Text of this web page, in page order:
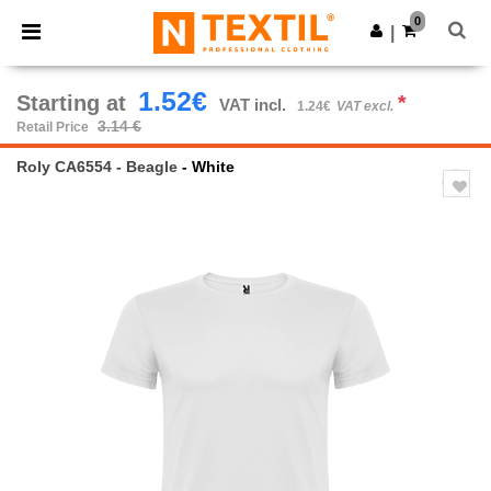
× Ntextil App
Better prices on app!
Get the app
0
Starting at 1.52€ VAT incl. 1.24€ VAT excl. *
Retail Price 3.14 €
Roly CA6554 - Beagle - White